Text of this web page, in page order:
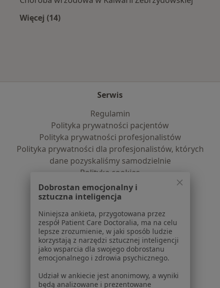
Więcej (14)
Serwis
Regulamin
Polityka prywatności pacjentów
Polityka prywatności profesjonalistów
Polityka prywatności dla profesjonalistów, których
dane pozyskaliśmy samodzielnie
Polityka cookies
Jak działają wyniki wyszukiwania
Dostępność
Praca Rekrutujemy!
Partnerzy
Centrum prasowe
Kontakt
Dla pacjentów
Dobrostan emocjonalny i
sztuczna inteligencja
Niniejsza ankieta, przygotowana przez
zespół Patient Care Doctoralia, ma na celu
lepsze zrozumienie, w jaki sposób ludzie
korzystają z narzędzi sztucznej inteligencji
jako wsparcia dla swojego dobrostanu
emocjonalnego i zdrowia psychicznego.
Udział w ankiecie jest anonimowy, a wyniki
będą analizowane i prezentowane